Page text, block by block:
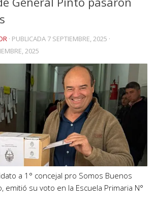
· PUBLICADA 7 SEPTIEMBRE, 2025 ·
2025
a 1° concejal pro Somos Buenos
emitió su voto en la Escuela Primaria N°